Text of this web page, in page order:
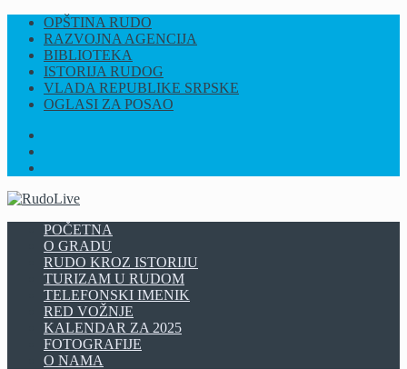
OPŠTINA RUDO
RAZVOJNA AGENCIJA
BIBLIOTEKA
ISTORIJA RUDOG
VLADA REPUBLIKE SRPSKE
OGLASI ZA POSAO
POČETNA
O GRADU
RUDO KROZ ISTORIJU
TURIZAM U RUDOM
TELEFONSKI IMENIK
RED VOŽNJE
KALENDAR ZA 2025
FOTOGRAFIJE
O NAMA